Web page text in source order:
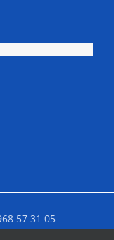
57 31 05